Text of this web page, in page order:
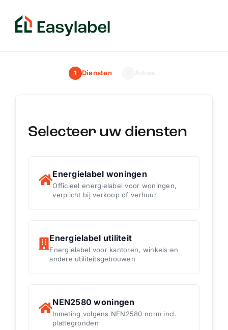
1 Diensten
Selecteer uw diensten
Energielabel woningen
Officieel energielabel voor woningen,
verplicht bij verkoop of verhuur
Energielabel utiliteit
Energielabel voor kantoren, winkels en
andere utiliteitsgebouwen
NEN2580 woningen
Inmeting volgens NEN2580 norm incl.
plattegronden